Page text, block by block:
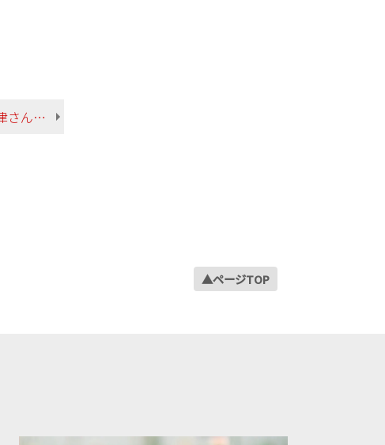
【2023年9月】南ユタ大学（アメリカ） 立津さん 総合文化学部 英米言語文化学科
2022年02月
▲ページTOP